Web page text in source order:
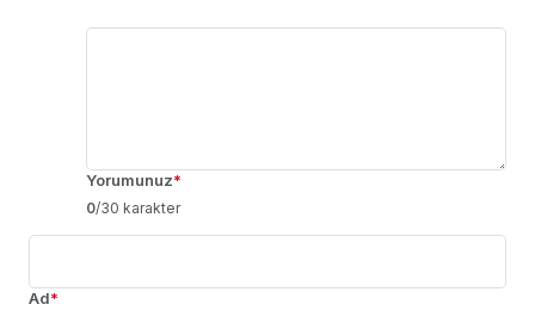
Yorumunuz*
0/30 karakter
Ad*